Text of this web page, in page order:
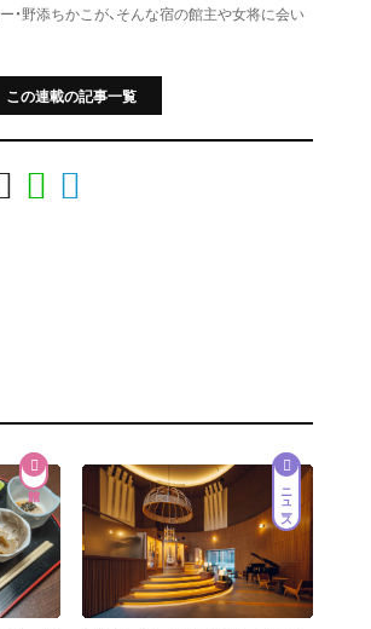
・野添ちかこが、そんな宿の館主や女将に会い
この連載の記事一覧
ニュース